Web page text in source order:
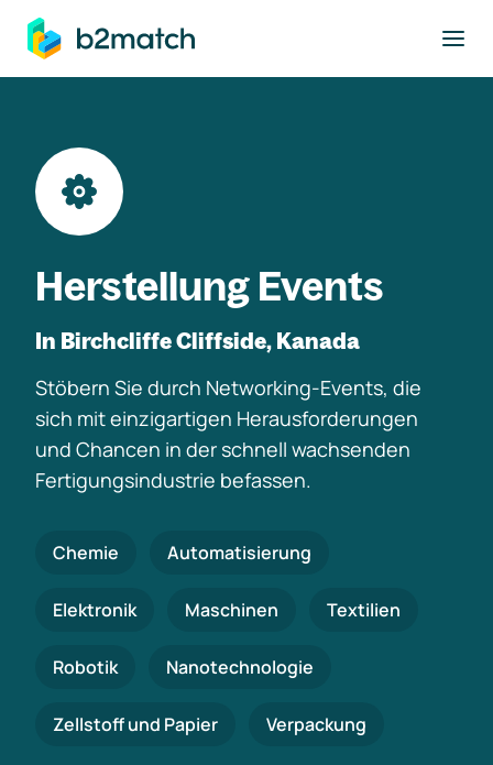
springen
Herstellung Events
In Birchcliffe Cliffside, Kanada
Stöbern Sie durch Networking-Events, die
sich mit einzigartigen Herausforderungen
und Chancen in der schnell wachsenden
Fertigungsindustrie befassen.
Chemie Automatisierung
Elektronik Maschinen Textilien
Robotik Nanotechnologie
Zellstoff und Papier Verpackung